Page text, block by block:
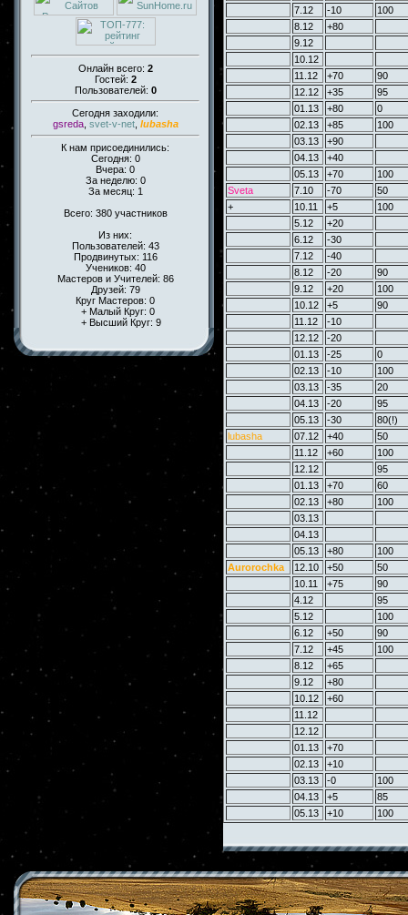
Онлайн всего: 2
Гостей: 2
Пользователей: 0
Сегодня заходили:
gsreda, svet-v-net, lubasha
К нам присоединились:
Сегодня: 0
Вчера: 0
За неделю: 0
За месяц: 1
Всего: 380 участников
Из них:
Пользователей: 43
Продвинутых: 116
Учеников: 40
Мастеров и Учителей: 86
Друзей: 79
Круг Мастеров: 0
+ Малый Круг: 0
+ Высший Круг: 9
7.12 -10
100
8.12
+80
9.12
10.12
11.12
+70
90
12.12
+35
95
01.13
+80
0
02.13
+85
100
03.13
+90
04.13
+40
05.13
+70
100
Sveta
7.10 -70
50
+
10.11 +5
100
5.12
+20
6.12
-30
7.12
-40
8.12
-20
90
9.12
+20
100
10.12
+5
90
11.12
-10
12.12
-20
01.13
-25
0
02.13
-10
100
03.13
-35
20
04.13
-20
95
05.13
-30
80(!)
lubasha
07.12 +40
50
11.12
+60
100
12.12
95
01.13
+70
60
02.13
+80
100
03.13
04.13
05.13
+80
100
Aurorochka
12.10 +50
50
10.11
+75
90
4.12
95
5.12
100
6.12
+50
90
7.12
+45
100
8.12
+65
9.12
+80
10.12
+60
11.12
12.12
01.13
+70
02.13
+10
03.13
-0
100
04.13
+5
85
05.13
+10 100